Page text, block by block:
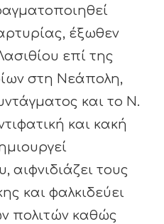
έξωθεν
επί της
στη Νεάπολη,
και το Ν.
και κακή
αιφνιδιάζει τους
και φαλκιδεύει
πολιτών καθώς